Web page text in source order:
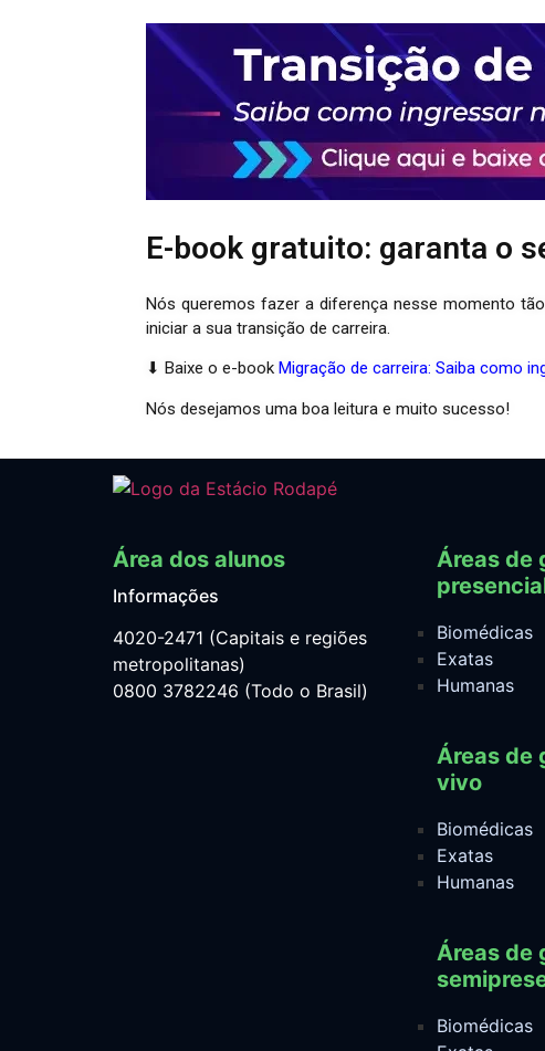
E-book gratuito: garanta o
Nós queremos fazer a diferença nesse momento
iniciar a sua transição de carreira.
⬇ Baixe o e-book Migração de carreira: Saiba como
Nós desejamos uma boa leitura e muito sucesso!
Área dos alunos
Informações
4020-2471 (Capitais e regiões
metropolitanas)
0800 3782246 (Todo o Brasil)
Áreas de
Biomédicas
Exatas
Humanas
Áreas de
vivo
Biomédicas
Exatas
Humanas
Áreas de
Biomédicas